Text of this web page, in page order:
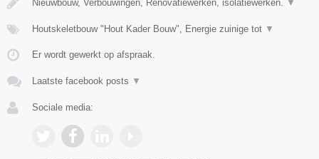
Nieuwbouw, Verbouwingen, Renovatiewerken, isolatiewerken. ▼
Houtskeletbouw "Hout Kader Bouw", Energie zuinige tot ▼
Er wordt gewerkt op afspraak.
Laatste facebook posts ▼
Sociale media: